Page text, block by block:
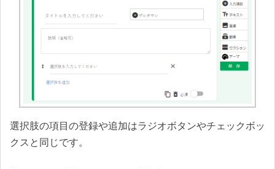
選択肢の項目の登録や追加はラジオボタンやチェックボッ
クスと同じです。